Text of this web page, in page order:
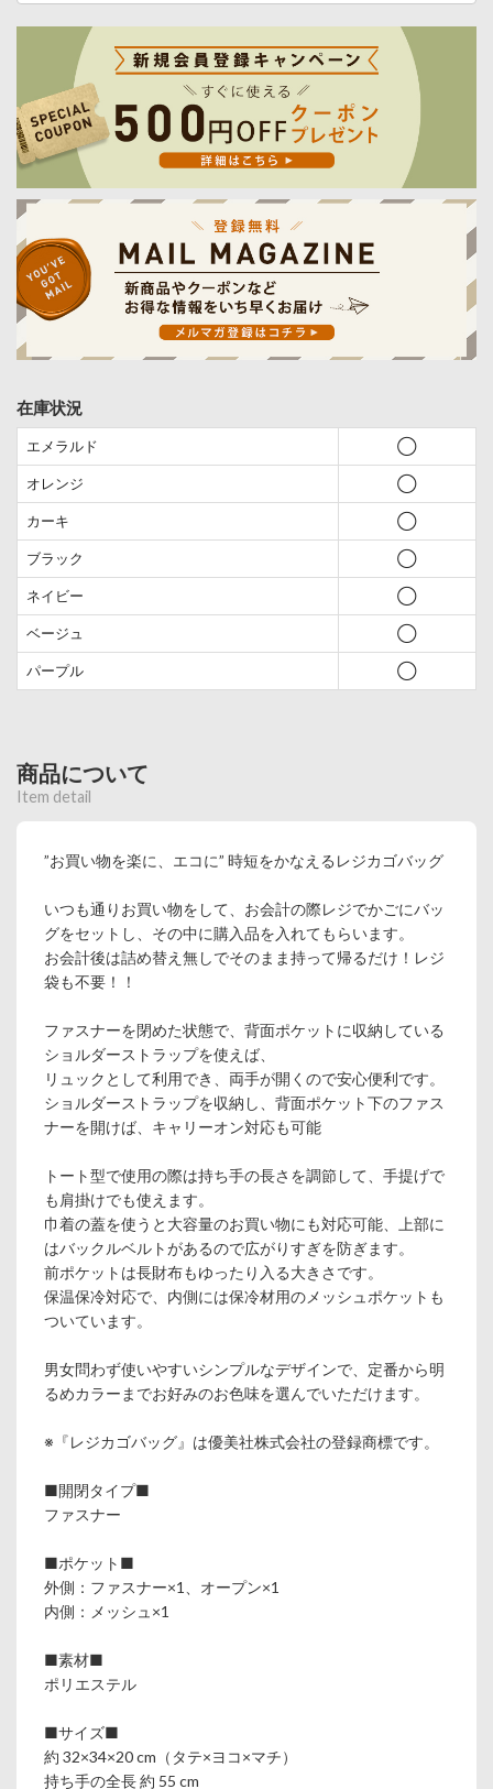
在庫状況
エメラルド ◯
オレンジ ◯
カーキ ◯
ブラック ◯
ネイビー ◯
ベージュ ◯
パープル ◯
商品について
Item detail
”お買い物を楽に、エコに” 時短をかなえるレジカゴバッグ
いつも通りお買い物をして、お会計の際レジでかごにバッ
グをセットし、その中に購入品を入れてもらいます。
お会計後は詰め替え無しでそのまま持って帰るだけ！レジ
袋も不要！！
ファスナーを閉めた状態で、背面ポケットに収納している
ショルダーストラップを使えば、
リュックとして利用でき、両手が開くので安心便利です。
ショルダーストラップを収納し、背面ポケット下のファス
ナーを開けば、キャリーオン対応も可能
トート型で使用の際は持ち手の長さを調節して、手提げで
も肩掛けでも使えます。
巾着の蓋を使うと大容量のお買い物にも対応可能、上部に
はバックルベルトがあるので広がりすぎを防ぎます。
前ポケットは長財布もゆったり入る大きさです。
保温保冷対応で、内側には保冷材用のメッシュポケットも
ついています。
男女問わず使いやすいシンプルなデザインで、定番から明
るめカラーまでお好みのお色味を選んでいただけます。
※『レジカゴバッグ』は優美社株式会社の登録商標です。
■開閉タイプ■
ファスナー
■ポケット■
外側：ファスナー×1、オープン×1
内側：メッシュ×1
■素材■
ポリエステル
■サイズ■
約 32×34×20 cm（タテ×ヨコ×マチ）
持ち手の全長 約 55 cm